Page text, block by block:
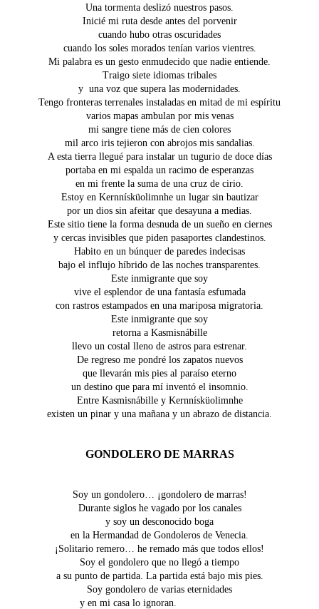
Una tormenta deslizó nuestros pasos.
Inicié mi ruta desde antes del porvenir
cuando hubo otras oscuridades
cuando los soles morados tenían varios vientres.
Mi palabra es un gesto enmudecido que nadie entiende.
Traigo siete idiomas tribales
y una voz que supera las modernidades.
Tengo fronteras terrenales instaladas en mitad de mi espíritu
varios mapas ambulan por mis venas
mi sangre tiene más de cien colores
mil arco iris tejieron con abrojos mis sandalias.
A esta tierra llegué para instalar un tugurio de doce días
portaba en mi espalda un racimo de esperanzas
en mi frente la suma de una cruz de cirio.
Estoy en Kernnísküolimnhe un lugar sin bautizar
por un dios sin afeitar que desayuna a medias.
Este sitio tiene la forma desnuda de un sueño en ciernes
y cercas invisibles que piden pasaportes clandestinos.
Habito en un búnquer de paredes indecisas
bajo el influjo híbrido de las noches transparentes.
Este inmigrante que soy
vive el esplendor de una fantasía esfumada
con rastros estampados en una mariposa migratoria.
Este inmigrante que soy
retorna a Kasmisnábille
llevo un costal lleno de astros para estrenar.
De regreso me pondré los zapatos nuevos
que llevarán mis pies al paraíso eterno
un destino que para mí inventó el insomnio.
Entre Kasmisnábille y Kernnísküolimnhe
existen un pinar y una mañana y un abrazo de distancia.
GONDOLERO DE MARRAS
Soy un gondolero… ¡gondolero de marras!
Durante siglos he vagado por los canales
y soy un desconocido boga
en la Hermandad de Gondoleros de Venecia.
¡Solitario remero… he remado más que todos ellos!
Soy el gondolero que no llegó a tiempo
a su punto de partida. La partida está bajo mis pies.
Soy gondolero de varias eternidades
y en mi casa lo ignoran.